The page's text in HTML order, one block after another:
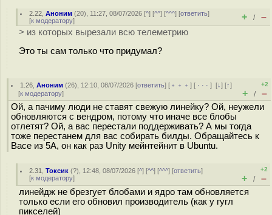
2.22 ,Аноним (20), 11:27, 08/07/2026 [^] [^^] [^^^] [ответить]
[к модератору] + / –
> из которых вырезали всю телеметрию
Это ты сам только что придумал?
1.26 ,Аноним (26), 12:10, 08/07/2026 [ответить] [ ﹢﹢﹢] [ · · ·][↓] [↑]
[к модератору]
+2
+ / –
Ой, а пачиму люди не ставят свежую линейку? Ой, неужели
обновляются с вендром, потому что иначе все блобы
отлетят? Ой, а вас перестали поддерживать? А мы тогда
тоже перестанем для вас собирать билды. Обращайтесь к
Васе из 5А, он как раз Unity мейнтейнит в Ubuntu.
2.31 ,Токсик (?), 12:48, 08/07/2026 [^] [^^] [^^^] [ответить]
[к модератору]
+2
+ / –
линейдж не брезгует блобами и ядро там обновляется
только если его обновил производитель (как у гугл
пикселей)